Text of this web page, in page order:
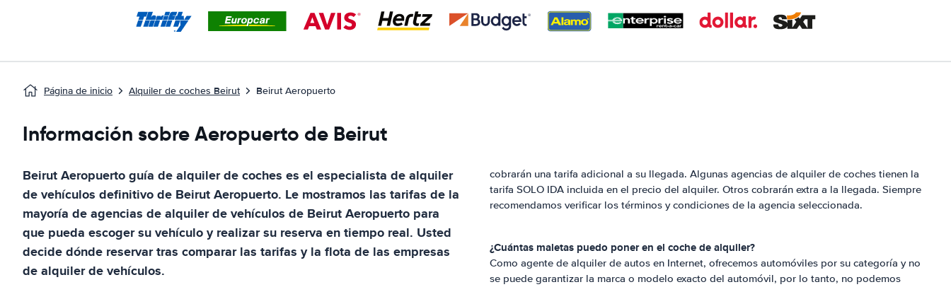
Página de inicio Alquiler de coches Beirut Beirut Aeropuerto
Información sobre Aeropuerto de Beirut
Beirut Aeropuertoguía de alquiler de coches es el especialista de alquiler
de vehículos definitivo de Beirut Aeropuerto. Le mostramos las tarifas de la
mayoría de agencias de alquiler de vehículos de Beirut Aeropuerto para
que pueda escoger su vehículo y realizar su reserva en tiempo real. Usted
decide dónde reservar tras comparar las tarifas y la flota de las empresas
de alquiler de vehículos.
cobrarán una tarifa adicional a su llegada. Algunas agencias de alquiler de coches tienen la
tarifa SOLO IDA incluida en el precio del alquiler. Otros cobrarán extra a la llegada. Siempre
recomendamos verificar los términos y condiciones de la agencia seleccionada.
¿Cuántas maletas puedo poner en el coche de alquiler?
Como agente de alquiler de autos en Internet, ofrecemos automóviles por su categoría y no
se puede garantizar la marca o modelo exacto del automóvil, por lo tanto, no podemos